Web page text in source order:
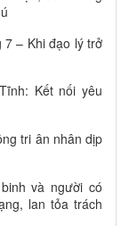
– Khi đạo lý trở
Kết nối yêu
tri ân nhân dịp
và người có
lan tỏa trách